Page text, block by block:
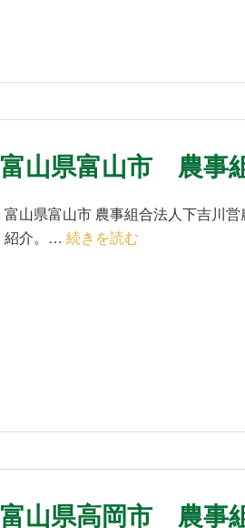
富山県富山市 農事
富山県富山市 農事組合法人下吉川
紹介。… 続きを読む
富山県高岡市 農事